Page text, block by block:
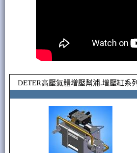
DETER高壓氣體增壓幫浦.增壓缸系列